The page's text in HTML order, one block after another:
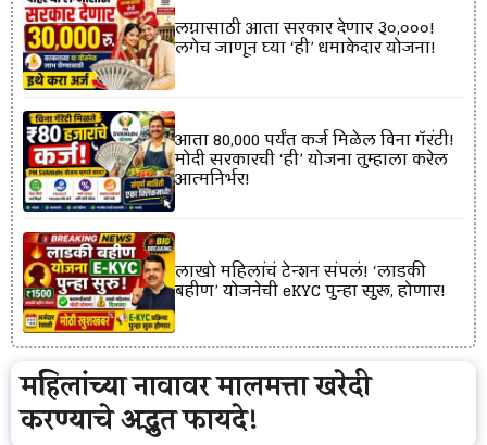
लग्नासाठी आता सरकार देणार ₹३०,०००!
लगेच जाणून घ्या ‘ही’ धमाकेदार योजना!
आता ₹80,000 पर्यंत कर्ज मिळेल विना गॅरंटी!
मोदी सरकारची ‘ही’ योजना तुम्हाला करेल
आत्मनिर्भर!
लाखो महिलांचं टेन्शन संपलं! ‘लाडकी
बहीण’ योजनेची eKYC पुन्हा सुरू, होणार!
महिलांच्या नावावर मालमत्ता खरेदी
करण्याचे अद्भुत फायदे!